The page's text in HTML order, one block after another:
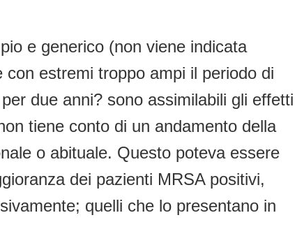
e generico (non viene indicata
con estremi troppo ampi il periodo di
due anni? sono assimilabili gli effetti
tiene conto di un andamento della
o abituale. Questo poteva essere
dei pazienti MRSA positivi,
quelli che lo presentano in